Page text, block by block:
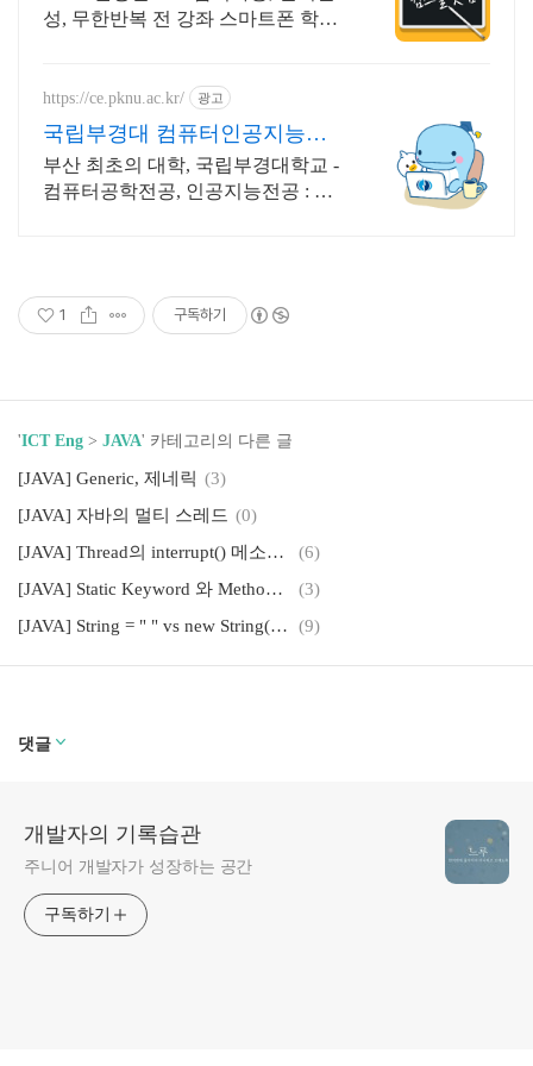
성, 무한반복 전 강좌 스마트폰 학습
https://ce.pknu.ac.kr/ 광고
국립부경대 컴퓨터인공지능학
부
부산 최초의 대학, 국립부경대학교 -
컴퓨터공학전공, 인공지능전공 : 과
1 구독하기
'ICT Eng > JAVA' 카테고리의 다른 글
[JAVA] Generic, 제네릭 (3)
[JAVA] 자바의 멀티 스레드 (0)
[JAVA] Thread의 interrupt() 메소드(feat. Thread.stop())
(6)
[JAVA] Static Keyword 와 Method Area (메소드 영역)
(3)
[JAVA] String = " " vs new String(" ") 의 차이
(9)
댓글
개발자의 기록습관
주니어 개발자가 성장하는 공간
구독하기